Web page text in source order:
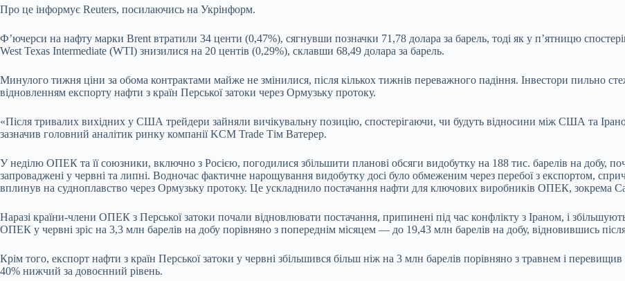
Про це інформує Reuters, посилаючись на Укрінформ.
Ф’ючерси на нафту марки Brent втратили 34 центи (0,47%), сягнувши позначки 71,78 долара за барель, тоді як у п’ятницю
West Texas Intermediate (WTI) знизилися на 20 центів (0,29%), склавши 68,49 долара за барель.
Минулого тижня ціни за обома контрактами майже не змінилися, після кількох тижнів переважного падіння. Інвестори пильно
відновленням експорту нафти з країн Перської затоки через Ормузьку протоку.
«Після тривалих вихідних у США трейдери зайняли вичікувальну позицію, спостерігаючи, чи будуть відносини між США та
зазначив головний аналітик ринку компанії KCM Trade Тім Ватерер.
У неділю ОПЕК та її союзники, включно з Росією, погодилися збільшити планові обсяги видобутку на 188 тис. барелів на добу,
запроваджені у червні та липні. Водночас фактичне нарощування видобутку досі було обмеженим через перебої з експортом,
вплинув на судноплавство через Ормузьку протоку. Це ускладнило постачання нафти для ключових виробників ОПЕК, зокрема
Наразі країни-члени ОПЕК з Перської затоки почали відновлювати постачання, припинені під час конфлікту з Іраном, і
ОПЕК у червні зріс на 3,3 млн барелів на добу порівняно з попереднім місяцем — до 19,43 млн барелів на добу, відновившись
Крім того, експорт нафти з країн Перської затоки у червні збільшився більш ніж на 3 млн барелів порівняно з травнем і
40% нижчий за довоєнний рівень.